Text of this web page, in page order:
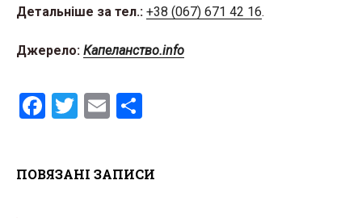
Детальніше за тел.: +38 (067) 671 42 16.
Джерело: Капеланство.info
F
b
T
er
E
e
ПОВЯЗАНІ ЗАПИСИ